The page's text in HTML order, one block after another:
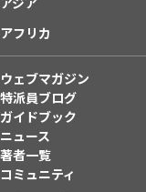
アフリカ
ウェブマガジン
特派員ブログ
ガイドブック
ニュース
著者一覧
コミュニティ